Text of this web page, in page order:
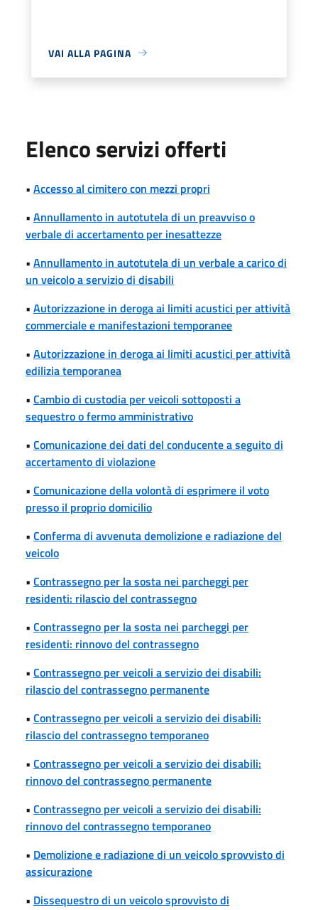
VAI ALLA PAGINA
Elenco servizi offerti
• Accesso al cimitero con mezzi propri
• Annullamento in autotutela di un preavviso o
verbale di accertamento per inesattezze
• Annullamento in autotutela di un verbale a carico di
un veicolo a servizio di disabili
• Autorizzazione in deroga ai limiti acustici per attività
commerciale e manifestazioni temporanee
• Autorizzazione in deroga ai limiti acustici per attività
edilizia temporanea
• Cambio di custodia per veicoli sottoposti a
sequestro o fermo amministrativo
• Comunicazione dei dati del conducente a seguito di
accertamento di violazione
• Comunicazione della volontà di esprimere il voto
presso il proprio domicilio
• Conferma di avvenuta demolizione e radiazione del
veicolo
• Contrassegno per la sosta nei parcheggi per
residenti: rilascio del contrassegno
• Contrassegno per la sosta nei parcheggi per
residenti: rinnovo del contrassegno
• Contrassegno per veicoli a servizio dei disabili:
rilascio del contrassegno permanente
• Contrassegno per veicoli a servizio dei disabili:
rilascio del contrassegno temporaneo
• Contrassegno per veicoli a servizio dei disabili:
rinnovo del contrassegno permanente
• Contrassegno per veicoli a servizio dei disabili:
rinnovo del contrassegno temporaneo
• Demolizione e radiazione di un veicolo sprovvisto di
assicurazione
• Dissequestro di un veicolo sprovvisto di